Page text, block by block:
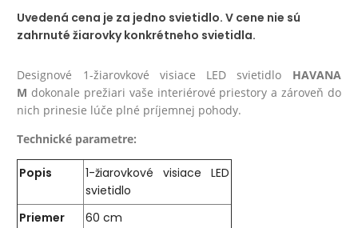
Uvedená cena je za jedno svietidlo. V cene nie sú
zahrnuté žiarovky konkrétneho svietidla.
Designové 1-žiarovkové visiace LED svietidlo HAVANA
M dokonale prežiari vaše interiérové priestory a zároveň do
nich prinesie lúče plné príjemnej pohody.
Technické parametre:
Popis
1-žiarovkové visiace LED
svietidlo
Priemer
60 cm